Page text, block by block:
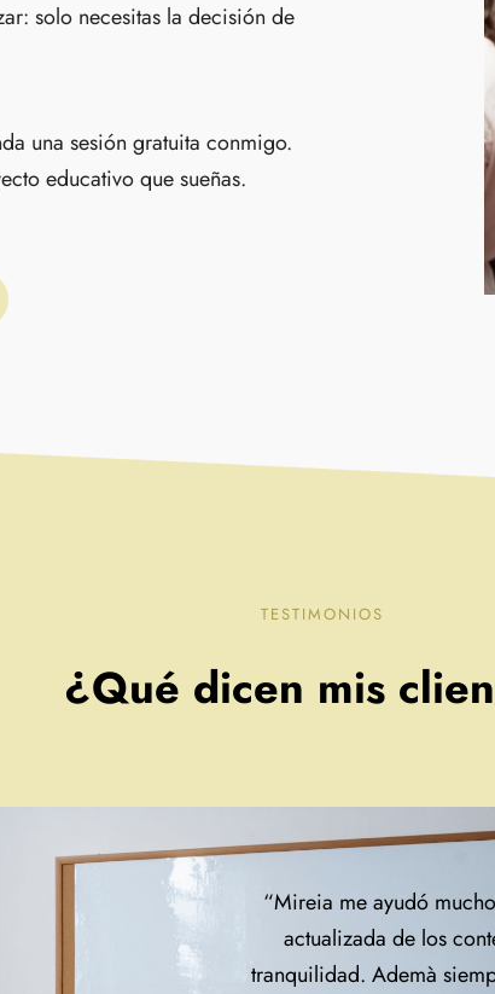
solo necesitas la decisión de
una sesión gratuita conmigo.
educativo que sueñas.
TESTIMONIOS
¿Qué dicen mis
“Mireia me ayudó
actualizada de los
tranquilidad. Ademà